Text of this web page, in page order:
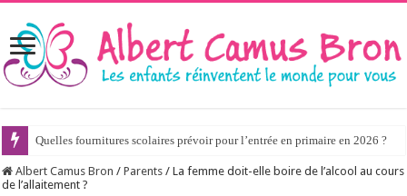
Quelles fournitures scolaires prévoir pour l’entrée en primaire en 2026 ?
Albert Camus Bron / Parents / La femme doit-elle boire de l’alcool au cours
de l’allaitement ?